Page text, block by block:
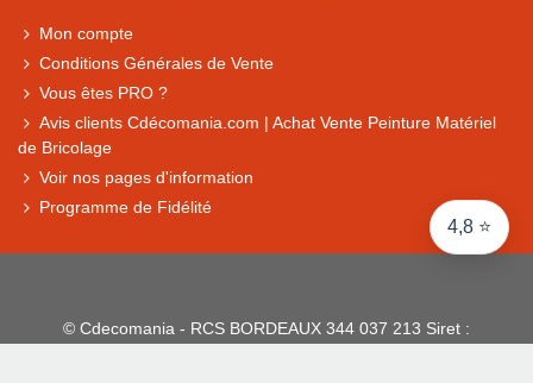
4,8 ⭐
Mon compte
Conditions Générales de Vente
Vous êtes PRO ?
Avis clients Cdécomania.com | Achat Vente Peinture Matériel
de Bricolage
Voir nos pages d'information
Programme de Fidélité
© Cdecomania - RCS BORDEAUX 344 037 213 Siret :